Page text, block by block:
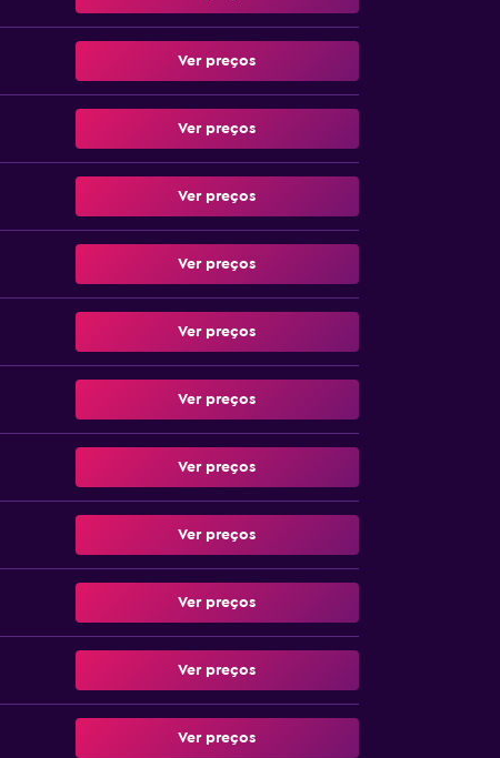
Ver preços
Ver preços
Ver preços
Ver preços
Ver preços
Ver preços
Ver preços
Ver preços
Ver preços
Ver preços
Ver preços